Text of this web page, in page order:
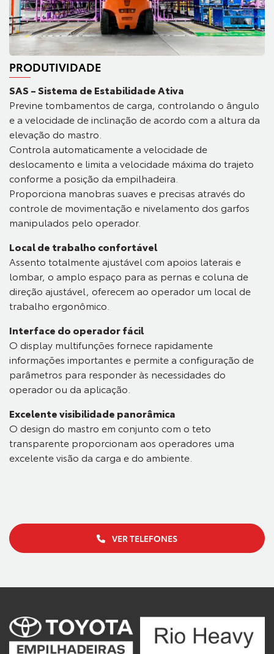
PRODUTIVIDADE
SAS – Sistema de Estabilidade Ativa
Previne tombamentos de carga, controlando o ângulo
e a velocidade de inclinação de acordo com a altura da
elevação do mastro.
Controla automaticamente a velocidade de
deslocamento e limita a velocidade máxima do trajeto
conforme a posição da empilhadeira.
Proporciona manobras suaves e precisas através do
controle de movimentação e nivelamento dos garfos
manipulados pelo operador.
Local de trabalho confortável
Assento totalmente ajustável com apoios laterais e
lombar, o amplo espaço para as pernas e coluna de
direção ajustável, oferecem ao operador um local de
trabalho ergonômico.
Interface do operador fácil
O display multifunções fornece rapidamente
informações importantes e permite a configuração de
parâmetros para responder às necessidades do
operador ou da aplicação.
Excelente visibilidade panorâmica
O design do mastro em conjunto com o teto
transparente proporcionam aos operadores uma
excelente visão da carga e do ambiente.
VER TELEFONES